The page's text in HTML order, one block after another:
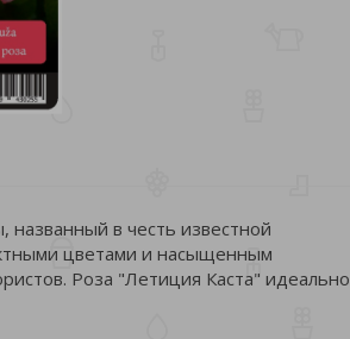
в честь известной
цветами и насыщенным
Роза "Летиция Каста" идеально